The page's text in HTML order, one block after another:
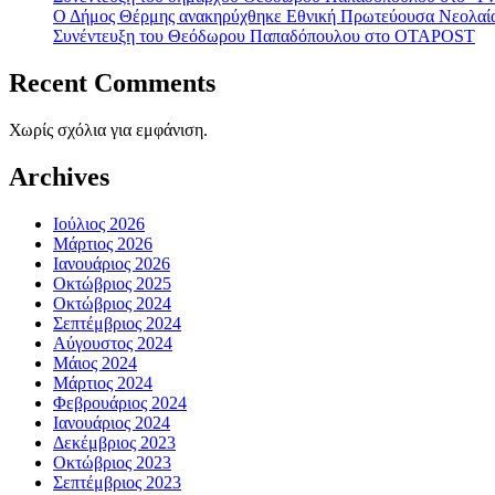
Ο Δήμος Θέρμης ανακηρύχθηκε Εθνική Πρωτεύουσα
Συνέντευξη του Θεόδωρου Παπαδόπουλου στο ΟΤΑPOST
Recent Comments
Χωρίς σχόλια για εμφάνιση.
Archives
Ιούλιος 2026
Μάρτιος 2026
Ιανουάριος 2026
Οκτώβριος 2025
Οκτώβριος 2024
Σεπτέμβριος 2024
Αύγουστος 2024
Μάιος 2024
Μάρτιος 2024
Φεβρουάριος 2024
Ιανουάριος 2024
Δεκέμβριος 2023
Οκτώβριος 2023
Σεπτέμβριος 2023